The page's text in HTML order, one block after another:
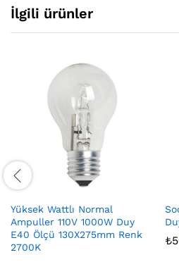
İlgili ürünler
Yüksek Wattlı Normal
Ampuller 110V 1000W Duy
E40 Ölçü 130X275mm Renk
2700K
₺